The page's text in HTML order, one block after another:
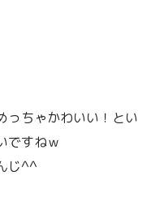
っちゃかわいい！とい
ですねｗ
じ^^